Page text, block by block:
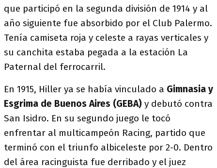
que participó en la segunda división de 1914 y al
año siguiente fue absorbido por el Club Palermo.
Tenía camiseta roja y celeste a rayas verticales y
su canchita estaba pegada a la estación La
Paternal del ferrocarril.
En 1915, Hiller ya se había vinculado a Gimnasia y
Esgrima de Buenos Aires (GEBA) y debutó contra
San Isidro. En su segundo juego le tocó
enfrentar al multicampeón Racing, partido que
terminó con el triunfo albiceleste por 2-0. Dentro
del área racinguista fue derribado y el juez